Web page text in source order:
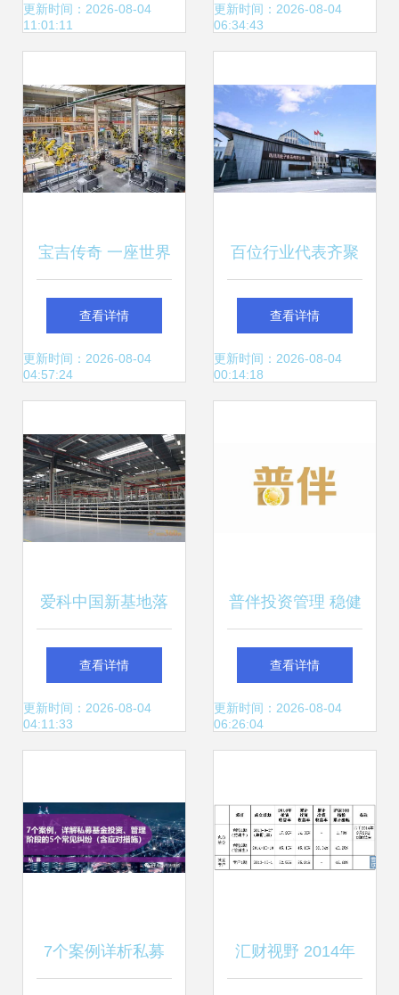
视角与机会
更新时间：2026-08-04
11:01:11
取精神的重要性
更新时间：2026-08-04
06:34:43
宝吉传奇 一座世界
级工厂与72亿的投
资管理密码
查看详情
更新时间：2026-08-04
04:57:24
百位行业代表齐聚
川娃子 共话食品智
造新味来，明星工
查看详情
更新时间：2026-08-04
00:14:18
爱科中国新基地落
成投运 3亿美元布
局中国，投资管理
查看详情
更新时间：2026-08-04
04:11:33
普伴投资管理 稳健
策略与前瞻视野并
行
查看详情
更新时间：2026-08-04
06:26:04
7个案例详析私募 汇财视野 2014年